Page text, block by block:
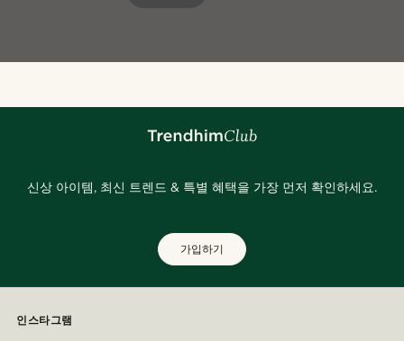
신상 아이템, 최신 트렌드 & 특별 혜택을 가장 먼저 확인하세요.
가입하기
인스타그램